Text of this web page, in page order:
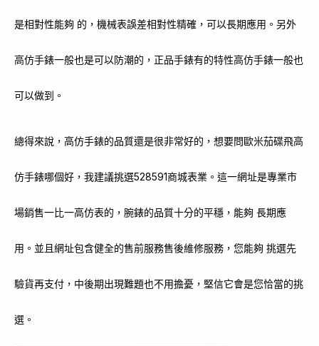
是相對性能夠 的，機械表誤差相對性精確，可以長期應用。另外
高仿手錶一般也是可以防潮的，正品手錶有的特性高仿手錶一般也
可以做到。
總得來說，高仿手錶的品質還是很非常好的，想要問歐米茄碟飛高
仿手錶哪個好，我建議挑選528591商城表業。這一網址是專業市
場銷售一比一高仿表的，腕錶的品質十分的平穩，能夠 長期應
用。並且網址包含健全的售前服務售後維修服務，您能夠 挑選先
驗貨再支付，中後期出現難題也不用擔憂，堅信它會是您恰當的挑
選。